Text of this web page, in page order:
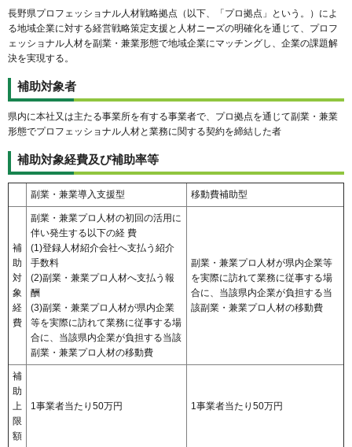
長野県プロフェッショナル人材戦略拠点（以下、「プロ拠点」という。）によ
る地域企業に対する経営戦略策定支援と人材ニーズの明確化を通じて、プロフ
ェッショナル人材を副業・兼業形態で地域企業にマッチングし、企業の課題解
決を実現する。
補助対象者
県内に本社又は主たる事業所を有する事業者で、プロ拠点を通じて副業・兼業
形態でプロフェッショナル人材と業務に関する契約を締結した者
補助対象経費及び補助率等
副業・兼業導入支援型 移動費補助型
補
助
対
象
経
費
副業・兼業プロ人材の初回の活用に
伴い発生する以下の経 費
(1)登録人材紹介会社へ支払う紹介
手数料
(2)副業・兼業プロ人材へ支払う報
酬
(3)副業・兼業プロ人材が県内企業
等を実際に訪れて業務に従事する場
合に、当該県内企業が負担する当該
副業・兼業プロ人材の移動費
副業・兼業プロ人材が県内企業等
を実際に訪れて業務に従事する場
合に、当該県内企業が負担する当
該副業・兼業プロ人材の移動費
補
助
上
限
額
1事業者当たり50万円 1事業者当たり50万円